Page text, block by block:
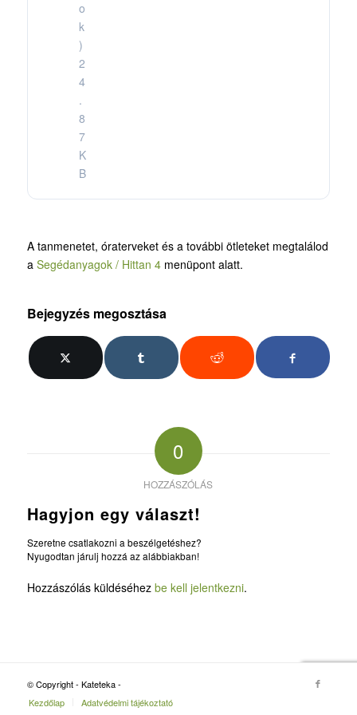
o
k
)
2
4
.
8
7
K
B
A tanmenetet, óraterveket és a további ötleteket megtalálod
a Segédanyagok / Hittan 4menüpont alatt.
Bejegyzés megosztása
0
HOZZÁSZÓLÁS
Hagyjon egy választ!
Szeretne csatlakozni a beszélgetéshez?
Nyugodtan járulj hozzá az alábbiakban!
Hozzászólás küldéséhez be kell jelentkezni.
© Copyright - Kateteka -
Kezdőlap
Adatvédelmi tájékoztató